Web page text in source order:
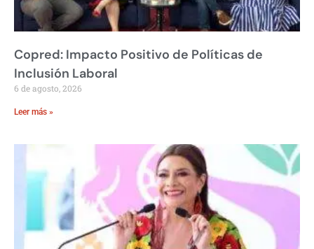
Copred: Impacto Positivo de Políticas de
Inclusión Laboral
6 de agosto, 2026
Leer más »